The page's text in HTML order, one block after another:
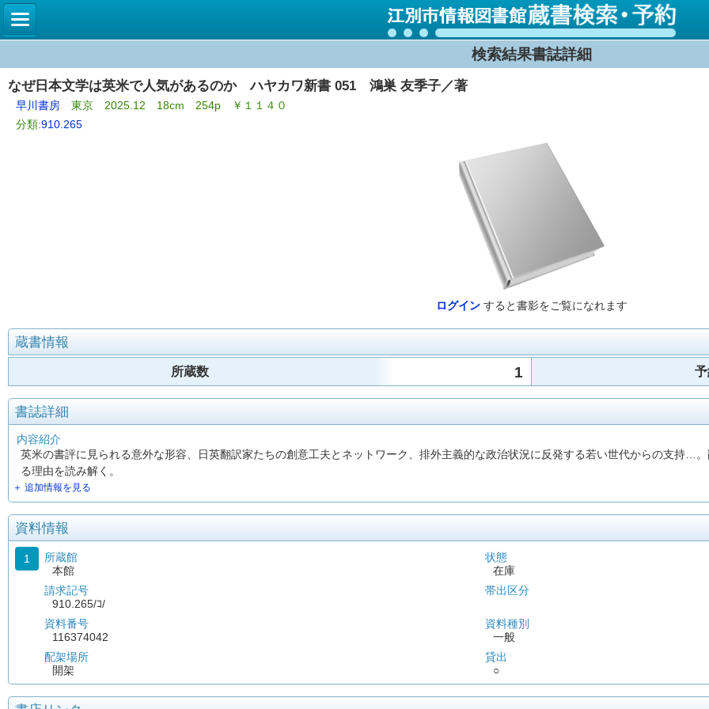
検索結果書誌詳細
なぜ日本文学は英米で人気があるのか ハヤカワ新書 051 鴻巣 友季子／著
早川書房 東京 2025.12 18cm 254p ￥１１４０
分類:910.265
ログイン すると書影をご覧になれます
蔵書情報
所蔵数 1
書誌詳細
内容紹介
英米の書評に見られる意外な形容、日英翻訳家たちの創意工夫とネットワーク、排外主義的な政治状況に反発する若い世代からの支持…
る理由を読み解く。
＋ 追加情報を見る
資料情報
1
所蔵館
本館
請求記号
910.265/ｺ/
資料番号
116374042
配架場所
開架
状態
在庫
帯出区分
資料種別
一般
貸出
○